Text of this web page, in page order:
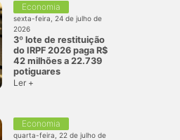
Economia
sexta-feira, 24 de julho de
2026
3º lote de restituição
do IRPF 2026 paga R$
42 milhões a 22.739
potiguares
Ler +
Economia
quarta-feira, 22 de julho de